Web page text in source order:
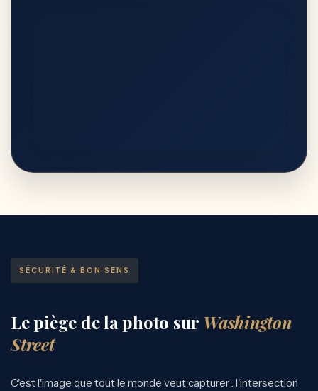
SÉCURITÉ & BON SENS
Le piège de la photo sur Washington
Street
C'est l'image que tout le monde veut capturer : l'intersection